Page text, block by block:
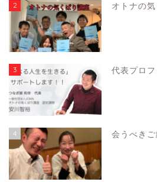
2 オトナの
3 代表プロ
4 会うべきご